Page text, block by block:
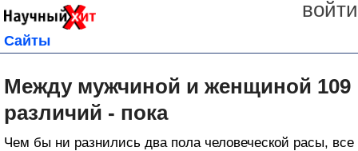
войти
Сайты
Между мужчиной и женщиной 109
различий - пока
Чем бы ни разнились два пола человеческой расы, все